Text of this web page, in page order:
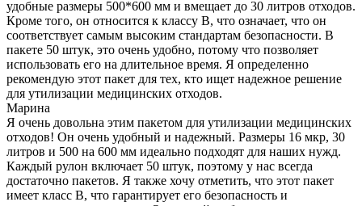
удобные размеры 500*600 мм и вмещает до 30 литров отходов.
Кроме того, он относится к классу В, что означает, что он
соответствует самым высоким стандартам безопасности. В
пакете 50 штук, это очень удобно, потому что позволяет
использовать его на длительное время. Я определенно
рекомендую этот пакет для тех, кто ищет надежное решение
для утилизации медицинских отходов.
Марина
Я очень довольна этим пакетом для утилизации медицинских
отходов! Он очень удобный и надежный. Размеры 16 мкр, 30
литров и 500 на 600 мм идеально подходят для наших нужд.
Каждый рулон включает 50 штук, поэтому у нас всегда
достаточно пакетов. Я также хочу отметить, что этот пакет
имеет класс В, что гарантирует его безопасность и